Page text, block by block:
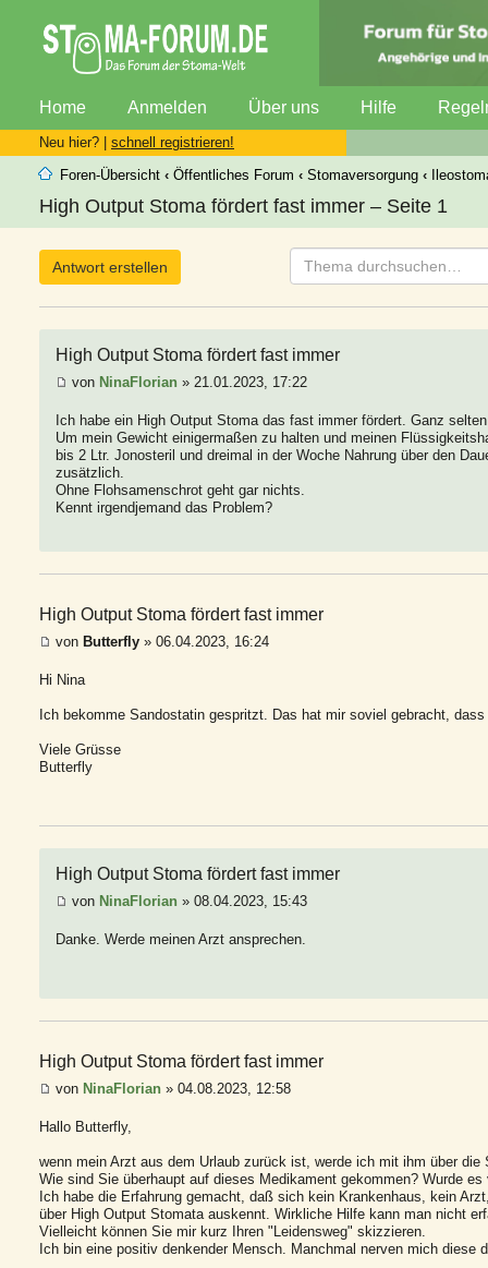
Home Anmelden Über uns Hilfe
Neu hier? | schnell registrieren!
Foren-Übersicht ‹ Öffentliches Forum ‹ Stomaversorgung ‹
High Output Stoma fördert fast immer – Seite 1
Antwort erstellen
High Output Stoma fördert fast immer
von NinaFlorian » 21.01.2023, 17:22
Ich habe ein High Output Stoma das fast immer fördert. Ganz
Um mein Gewicht einigermaßen zu halten und meinen
bis 2 Ltr. Jonosteril und dreimal in der Woche Nahrung über den
zusätzlich.
Ohne Flohsamenschrot geht gar nichts.
Kennt irgendjemand das Problem?
High Output Stoma fördert fast immer
von Butterfly » 06.04.2023, 16:24
Hi Nina
Ich bekomme Sandostatin gespritzt. Das hat mir soviel gebracht,
Viele Grüsse
Butterfly
High Output Stoma fördert fast immer
von NinaFlorian » 08.04.2023, 15:43
Danke. Werde meinen Arzt ansprechen.
High Output Stoma fördert fast immer
von NinaFlorian » 04.08.2023, 12:58
Hallo Butterfly,
wenn mein Arzt aus dem Urlaub zurück ist, werde ich mit ihm über die
Wie sind Sie überhaupt auf dieses Medikament gekommen? Wurde
Ich habe die Erfahrung gemacht, daß sich kein Krankenhaus, kein
über High Output Stomata auskennt. Wirkliche Hilfe kann man nicht
Vielleicht können Sie mir kurz Ihren "Leidensweg" skizzieren.
Ich bin eine positiv denkender Mensch. Manchmal nerven mich diese